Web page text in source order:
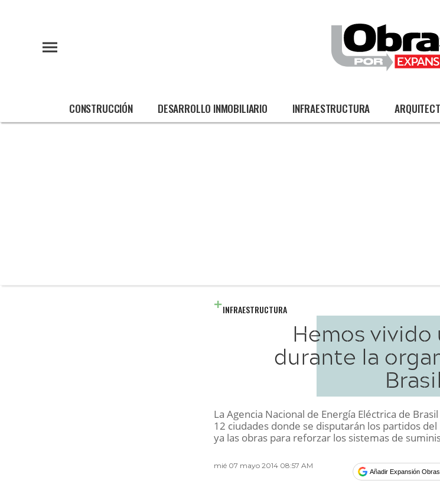
CONSTRUCCIÓN DESARROLLO INMOBILIARIO INFRAESTRUCTURA
INFRAESTRUCTURA
Hemos
durante la
La Agencia Nacional de Energía Eléctrica de
12 ciudades donde se disputarán los partidos
ya las obras para reforzar los sistemas de
mié 07 mayo 2014 08:57 AM
Añadir Expansión